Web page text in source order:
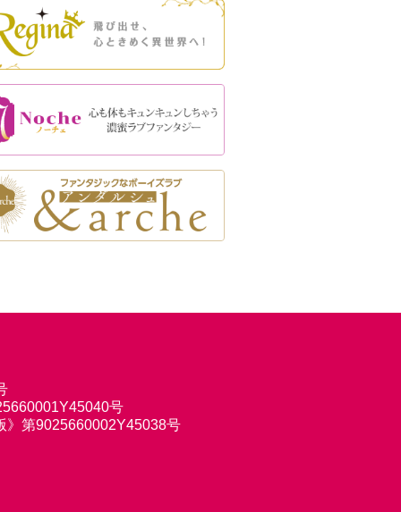
号
第9025660002Y45038号